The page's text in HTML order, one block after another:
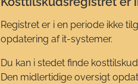
Registret er i en periode ikke
opdatering af it-systemer.
Du kan i stedet finde
Den midlertidige oversigt